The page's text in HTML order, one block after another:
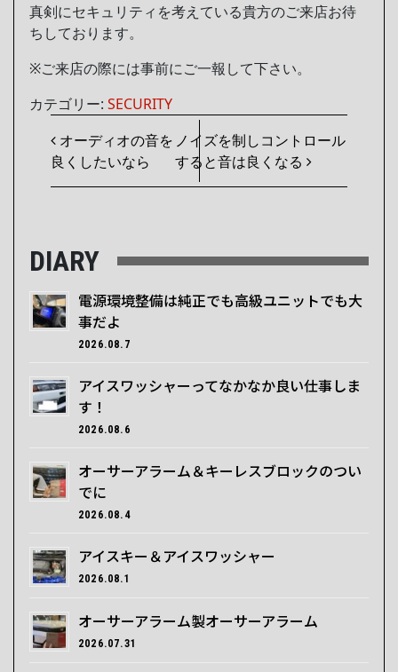
真剣にセキュリティを考えている貴方のご来店お待
ちしております。
※ご来店の際には事前にご一報して下さい。
カテゴリー: SECURITY
投稿ナビゲーション
オーディオの音を
良くしたいなら
ノイズを制しコントロール
すると音は良くなる
DIARY
電源環境整備は純正でも高級ユニットでも大
事だよ
2026.08.7
アイスワッシャーってなかなか良い仕事しま
す！
2026.08.6
オーサーアラーム＆キーレスブロックのつい
でに
2026.08.4
アイスキー＆アイスワッシャー
2026.08.1
オーサーアラーム製オーサーアラーム
2026.07.31